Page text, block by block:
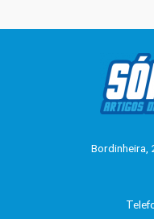
Bordinheira,